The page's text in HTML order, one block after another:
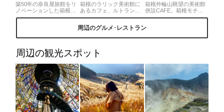
築50年の奈良屋旅館をリ
ノベーションした箱根の
足湯カフェです。足湯に
はギャラリー席になって
あります。◎箱根登山鉄
道宮ノ下駅から坂を下っ
時間中なら無料で自由に
入ることができます。無
料駐車場あり。
箱根のラリック美術館に
あるカフェ、ルトラン。
ラリックがオリエンタル
急行の列車の飾りをデザ
インしたことから、本物
のオリエンタル急行の列
その列車の中でティータ
イムができちゃいます。
約制なので、時間に余裕
を持っていくのがおすす
め。
箱根外輪山眺望の美術館
併設CAFE。箱根モチー
フのスイーツにマリアー
ー、店自慢のグラスなみ
なみシャンパン。ココア
50（L.O.）ランチ11：
00〜16：00（L.O.）ティ
ータイム11：00〜16：
30（L.O.）、カフェのみ
利用可
周辺のグルメ･レストラン
周辺の観光スポット